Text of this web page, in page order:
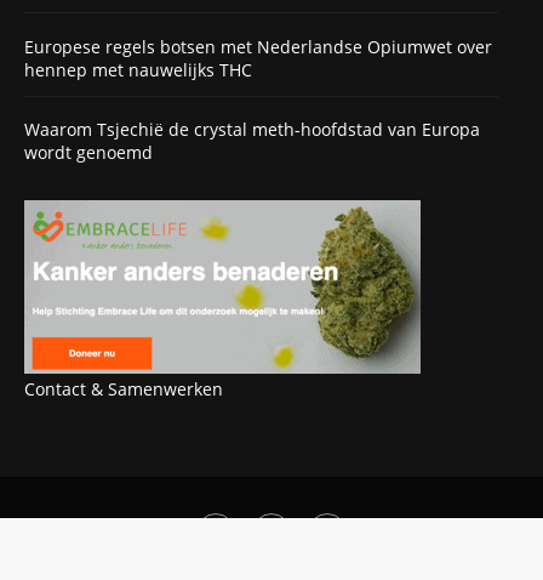
Europese regels botsen met Nederlandse Opiumwet over
hennep met nauwelijks THC
Waarom Tsjechië de crystal meth-hoofdstad van Europa
wordt genoemd
Contact & Samenwerken